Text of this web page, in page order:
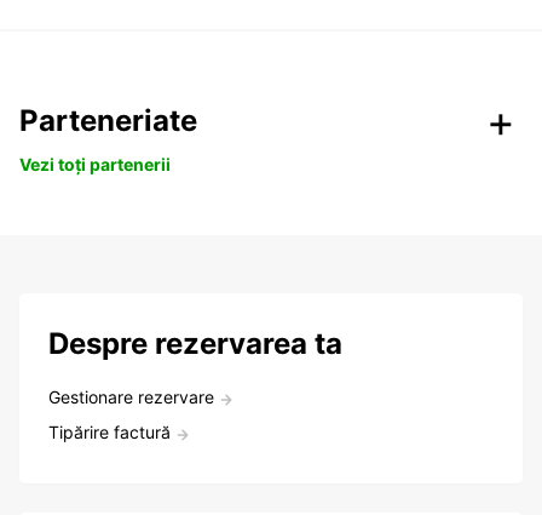
Parteneriate
Vezi toți partenerii
Despre rezervarea ta
Gestionare rezervare
Tipărire factură